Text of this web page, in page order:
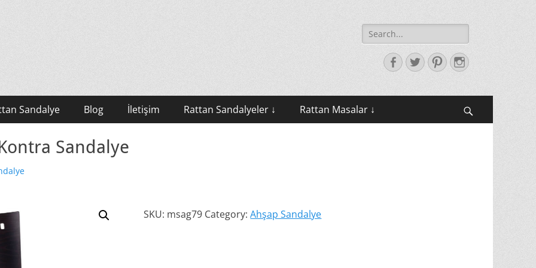
Search
for:
Facebook
TwitterPinterestInstagram
Sandalye Blog İletişim Rattan Sandalyeler ↓ Rattan Masalar ↓
Sandalye
SKU: msag79 Category:Ahşap Sandalye